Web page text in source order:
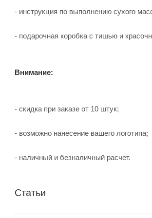
- инструкция по выполнению сухого
- подарочная коробка с тишью и
Внимание:
- скидка при заказе от 10 штук;
- возможно нанесение вашего логотипа;
- наличный и безналичный расчет.
Статьи